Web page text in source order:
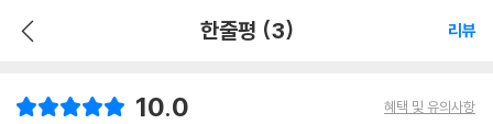
한줄평 (3) 리뷰
10.0 혜택 및 유의사항